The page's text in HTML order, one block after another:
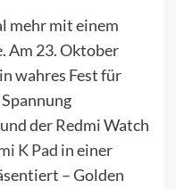
mehr mit einem
Am 23. Oktober
wahres Fest für
der Redmi Watch
K Pad in einer
– Golden